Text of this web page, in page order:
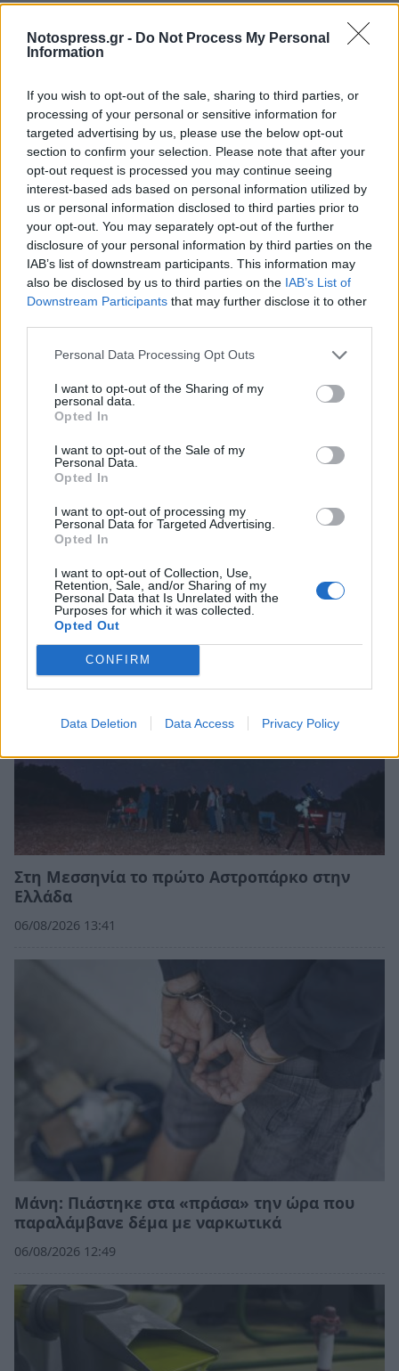
Notospress.gr - Do Not Process My Personal
Information
If you wish to opt-out of the sale, sharing to third parties, or
processing of your personal or sensitive information for
targeted advertising by us, please use the below opt-out
section to confirm your selection. Please note that after your
opt-out request is processed you may continue seeing
interest-based ads based on personal information utilized by
us or personal information disclosed to third parties prior to
your opt-out. You may separately opt-out of the further
disclosure of your personal information by third parties on the
IAB’s list of downstream participants. This information may
also be disclosed by us to third parties on the IAB’s List of
Downstream Participants that may further disclose it to other
Personal Data Processing Opt Outs
I want to opt-out of the Sharing of my
personal data.
Opted In
I want to opt-out of the Sale of my
Personal Data.
Opted In
I want to opt-out of processing my
Personal Data for Targeted Advertising.
Opted In
I want to opt-out of Collection, Use,
Retention, Sale, and/or Sharing of my
Personal Data that Is Unrelated with the
Purposes for which it was collected.
Opted Out
CONFIRM
Data Deletion Data Access Privacy Policy
Σχετικά Άρθρα
Στη Μεσσηνία το πρώτο Αστροπάρκο στην
Ελλάδα
06/08/2026 13:41
Μάνη: Πιάστηκε στα «πράσα» την ώρα που
παραλάμβανε δέμα με ναρκωτικά
06/08/2026 12:49